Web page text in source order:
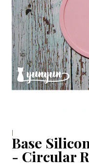
|
Base
- Circular